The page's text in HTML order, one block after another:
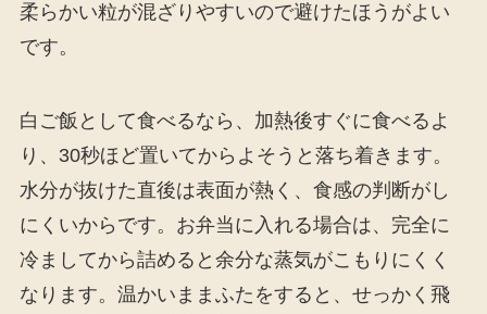
柔らかい粒が混ざりやすいので避けたほうがよい
です。
白ご飯として食べるなら、加熱後すぐに食べるよ
り、30秒ほど置いてからよそうと落ち着きます。
水分が抜けた直後は表面が熱く、食感の判断がし
にくいからです。お弁当に入れる場合は、完全に
冷ましてから詰めると余分な蒸気がこもりにくく
なります。温かいままふたをすると、せっかく飛